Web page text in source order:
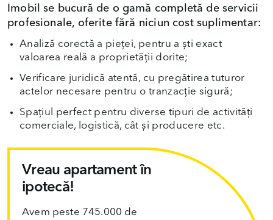
Imobil se bucură de o gamă completă de servicii
profesionale, oferite fără niciun cost suplimentar:
Analiză corectă a pieței, pentru a ști exact
valoarea reală a proprietății dorite;
Verificare juridică atentă, cu pregătirea tuturor
actelor necesare pentru o tranzacție sigură;
Spațiul perfect pentru diverse tipuri de activități
comerciale, logistică, cât și producere etc.
Vreau apartament în
ipotecă!
Avem peste 745.000 de